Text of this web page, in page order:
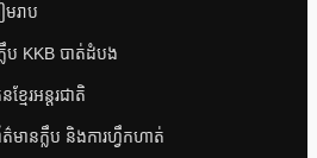
រាប
ប KKB បាត់ដំបង
ែរអន្តរជាតិ
ានក្លឹប និងការហ្វឹកហាត់